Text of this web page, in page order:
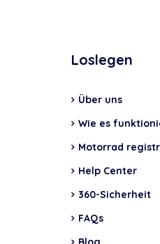
Loslegen
Über uns
Wie es
Motorrad
Help Center
360-Sicherheit
FAQs